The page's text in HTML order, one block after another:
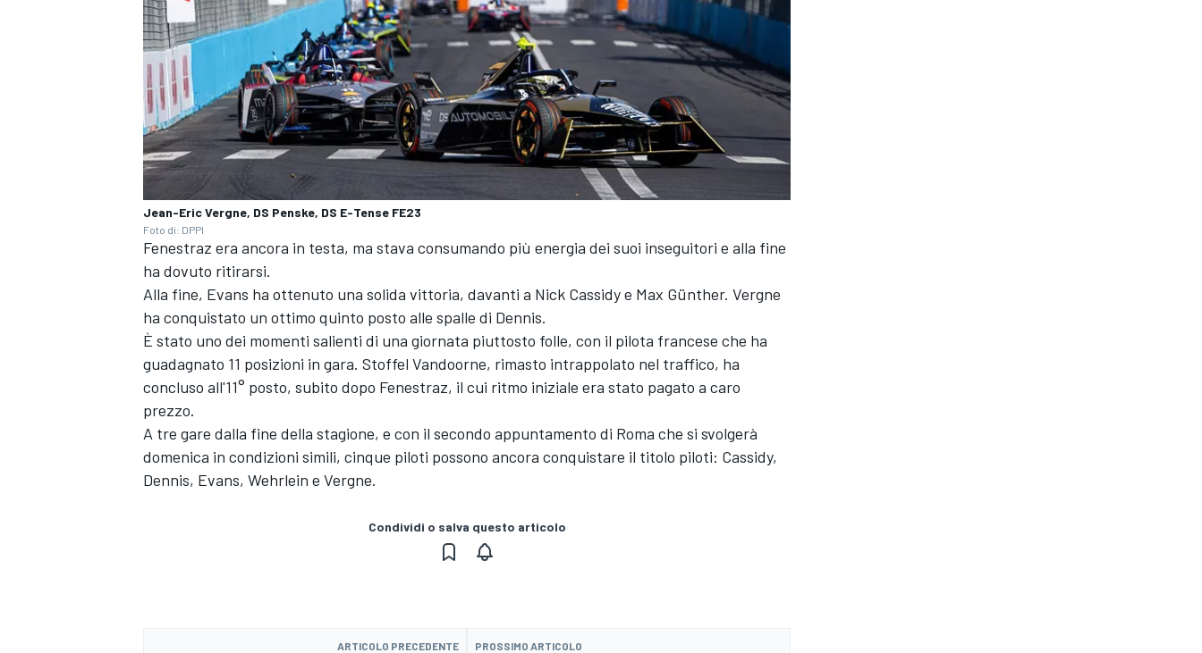
RALLY
Jean-Eric Vergne, DS Penske, DS E-Tense FE23
Foto di: DPPI
Fenestraz era ancora in testa, ma stava consumando più energia dei suoi inseguitori e alla fine
ha dovuto ritirarsi.
Alla fine, Evans ha ottenuto una solida vittoria, davanti a Nick Cassidy e Max Günther. Vergne
ha conquistato un ottimo quinto posto alle spalle di Dennis.
È stato uno dei momenti salienti di una giornata piuttosto folle, con il pilota francese che ha
guadagnato 11 posizioni in gara. Stoffel Vandoorne, rimasto intrappolato nel traffico, ha
concluso all'11° posto, subito dopo Fenestraz, il cui ritmo iniziale era stato pagato a caro
prezzo.
A tre gare dalla fine della stagione, e con il secondo appuntamento di Roma che si svolgerà
domenica in condizioni simili, cinque piloti possono ancora conquistare il titolo piloti: Cassidy,
Dennis, Evans, Wehrlein e Vergne.
Condividi o salva questo articolo
ARTICOLO PRECEDENTE PROSSIMO ARTICOLO